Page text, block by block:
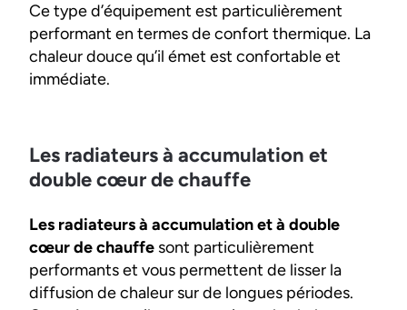
Ce type d’équipement est particulièrement
performant en termes de confort thermique. La
chaleur douce qu’il émet est confortable et
immédiate.
Les radiateurs à accumulation et
double cœur de chauffe
Les radiateurs à accumulation et à double
cœur de chauffe sont particulièrement
performants et vous permettent de lisser la
diffusion de chaleur sur de longues périodes.